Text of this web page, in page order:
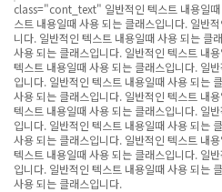
class="cont_text" 일반적인 텍스트 내용일때
스트 내용일때 사용 되는 클래스입니다. 일반
니다. 일반적인 텍스트 내용일때 사용 되는 클
사용 되는 클래스입니다. 일반적인 텍스트 내
텍스트 내용일때 사용 되는 클래스입니다. 일
입니다. 일반적인 텍스트 내용일때 사용 되는
사용 되는 클래스입니다. 일반적인 텍스트 내
텍스트 내용일때 사용 되는 클래스입니다. 일
입니다. 일반적인 텍스트 내용일때 사용 되는
사용 되는 클래스입니다. 일반적인 텍스트 내
텍스트 내용일때 사용 되는 클래스입니다. 일
입니다. 일반적인 텍스트 내용일때 사용 되는
사용 되는 클래스입니다.